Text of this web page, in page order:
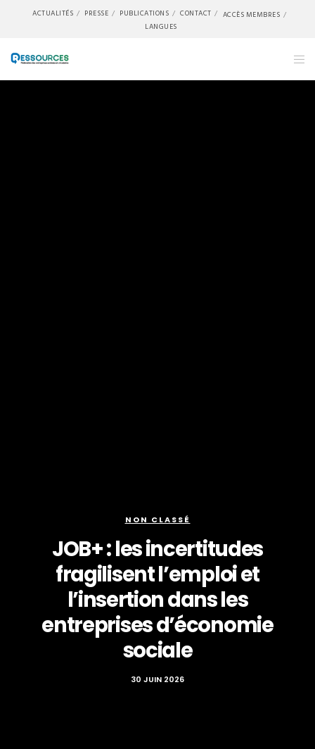
ACTUALITÉS PRESSE PUBLICATIONS CONTACT
ACCÈS MEMBRES
LANGUES
NON CLASSÉ
JOB+ : les incertitudes
fragilisent l’emploi et
l’insertion dans les
entreprises d’économie
sociale
30 JUIN 2026